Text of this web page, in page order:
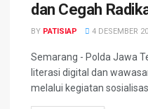
dan Cegah
BY PATISIAP 4 DESEMBER
Semarang - Polda Jawa
literasi digital dan
melalui kegiatan